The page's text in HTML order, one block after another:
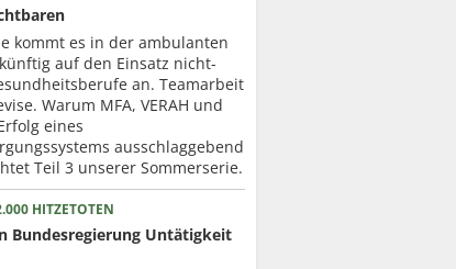
kommt es in der ambulanten
auf den Einsatz nicht-
an. Teamarbeit
Warum MFA, VERAH und
eines
ausschlaggebend
Teil 3 unserer Sommerserie.
HITZETOTEN
Bundesregierung Untätigkeit